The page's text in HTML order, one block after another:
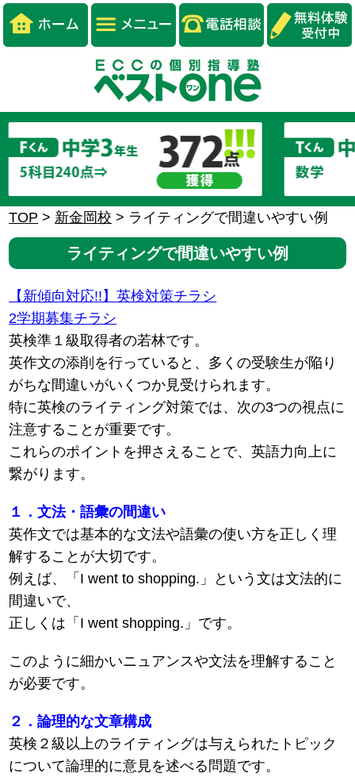
TOP > 新金岡校 > ライティングで間違いやすい例
ライティングで間違いやすい例
【新傾向対応!!】英検対策チラシ
2学期募集チラシ
英検準１級取得者の若林です。
英作文の添削を行っていると、多くの受験生が陥り
がちな間違いがいくつか見受けられます。
特に英検のライティング対策では、次の3つの視点に
注意することが重要です。
これらのポイントを押さえることで、英語力向上に
繋がります。
１．文法・語彙の間違い
英作文では基本的な文法や語彙の使い方を正しく理
解することが大切です。
例えば、「I went to shopping.」という文は文法的に
間違いで、
正しくは「I went shopping.」です。
このように細かいニュアンスや文法を理解すること
が必要です。
２．論理的な文章構成
英検２級以上のライティングは与えられたトピック
について論理的に意見を述べる問題です。